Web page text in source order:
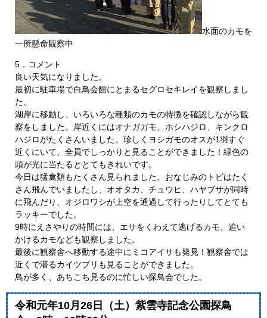
水面のカモを
一所懸命観察中
5．コメント
良い天気になりました。
最初に駐車場で白鳥会館にとまるセグロセキレイを観察しまし
た。
湖岸に移動し、いろいろな種類のカモの特徴を確認しながら観
察をしました。岸近くにはオナガガモ、ホシハジロ、キンクロ
ハジロがたくさんいました。珍しくヨシガモのオスが1羽すぐ
近くにいて、全員でしっかりと見ることができました！緑色の
頭が光に当たるととてもきれいです。
今日は猛禽類もたくさん見られました。おなじみのトビはたく
さん飛んでいましたし、オオタカ、チュウヒ、ハヤブサが同時
に飛んだり、オジロワシが上空を通過して行ったりしてとても
ラッキーでした。
9時にえさやりの時間には、エサをくわえて逃げるカモ、追い
かけるカモなども観察しました。
最後に観察舍へ移動する途中にミコアイサも発見！観察舍では
近くで潜るカイツブリも見ることができました。
鳥が多く、あちこち見るのに忙しい探鳥会でした。
令和元年10月26日（土）紫雲寺記念公園探鳥